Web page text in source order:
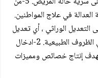
العدالة في علاج المواطنين.
التعديل الوراثي ، أي تعديل
الإنسان للمادة الوراثية بطريقة لا تحدث في الظروف الطبيعية. 2-ادخال
إنتاج خصائص ومميزات